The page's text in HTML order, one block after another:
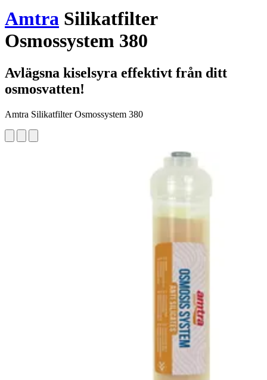
Amtra Silikatfilter
Osmossystem 380
Avlägsna kiselsyra effektivt från ditt
osmosvatten!
Amtra Silikatfilter Osmossystem 380